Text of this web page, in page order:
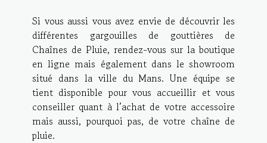
Si vous aussi vous avez envie de découvrir les
différentes gargouilles de gouttières de
Chaînes de Pluie, rendez-vous sur la boutique
en ligne mais également dans le showroom
situé dans la ville du Mans. Une équipe se
tient disponible pour vous accueillir et vous
conseiller quant à l’achat de votre accessoire
mais aussi, pourquoi pas, de votre chaîne de
pluie.